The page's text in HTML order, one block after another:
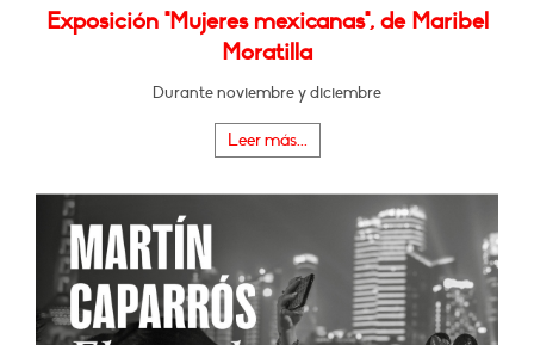
Exposición "Mujeres mexicanas", de Maribel
Moratilla
Durante noviembre y diciembre
Leer más...